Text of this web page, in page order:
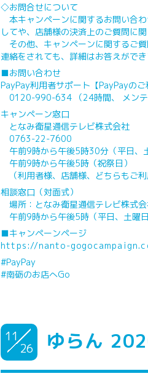
◇お問合せについて
本キャンペーンに関するお問い合
してや、店舗様の決済上のご質問に
その他、キャンペーンに関するご
連絡をされても、詳細はお答えがで
■お問い合わせ
PayPay利用者サポート【PayPayのご
0120-990-634 （24時間、 メンテ
キャンペーン窓口
となみ衛星通信テレビ株式会社
0763-22-7600
午前9時から午後5時30分（平日、
午前9時から午後5時（祝祭日）
（利用者様、店舗様、どちらもご利
相談窓口（対面式）
場所：となみ衛星通信テレビ株式
午前9時から午後5時（平日、土曜日
■キャンペーンページ
https://nanto-
#PayPay
#南砺のお店へGo
11
26 ゆらん